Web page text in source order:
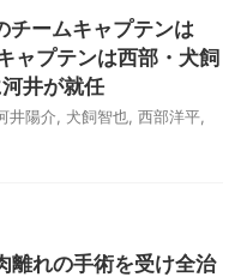
チームキャプテンは
ャプテンは西部・犬飼
井が就任
井陽介 犬飼智也 西部洋平
離れの手術を受け全治